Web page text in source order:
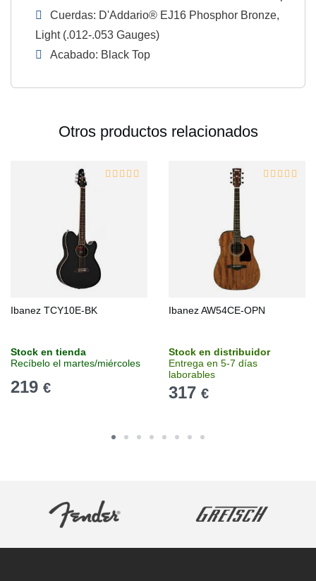
Cuerdas: D'Addario® EJ16 Phosphor Bronze,
Light (.012-.053 Gauges)
Acabado: Black Top
Otros productos relacionados
Ibanez TCY10E-BK
Stock en tienda
Recíbelo el martes/miércoles
219 €
Ibanez AW54CE-OPN
Stock en distribuidor
Entrega en 5-7 días
laborables
317 €